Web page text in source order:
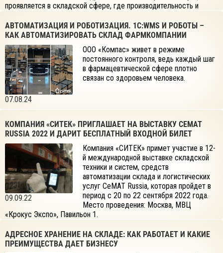
проявляется в складской сфере, где производительность и
и профессионализма рабочего персонала. Для преодоления
этого кризиса предприятия все чаще прибегают к роботизации,
рассматривая ее как стратегический инструмент оптимизации
складских операций.
АВТОМАТИЗАЦИЯ И РОБОТИЗАЦИЯ. 1С:WMS И РОБОТЫ –
КАК АВТОМАТИЗИРОВАТЬ СКЛАД ФАРМКОМПАНИИ
07.08.24
ООО «Компас» живет в режиме
постоянного контроля, ведь каждый шаг
в фармацевтической сфере плотно
связан со здоровьем человека.
КОМПАНИЯ «СИТЕК» ПРИГЛАШАЕТ НА ВЫСТАВКУ CEMAT
RUSSIA 2022 И ДАРИТ БЕСПЛАТНЫЙ ВХОДНОЙ БИЛЕТ
09.09.22
Компания «СИТЕК» примет участие в 12-
й международной выставке складской
техники и систем, средств
автоматизации склада и логистических
услуг CeMAT Russia, которая пройдет в
период с 20 по 22 сентября 2022 года.
Место проведения: Москва, МВЦ
«Крокус Экспо», Павильон 1.
АДРЕСНОЕ ХРАНЕНИЕ НА СКЛАДЕ: КАК РАБОТАЕТ И КАКИЕ
ПРЕИМУЩЕСТВА ДАЕТ БИЗНЕСУ